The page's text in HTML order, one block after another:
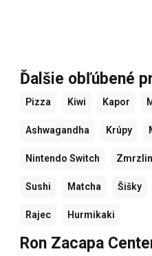
Ďalšie obľúbené
Pizza Kiwi Kapor
Ashwagandha Krúpy
Nintendo Switch
Sushi Matcha Šišky
Rajec Hurmikaki
Ron Zacapa